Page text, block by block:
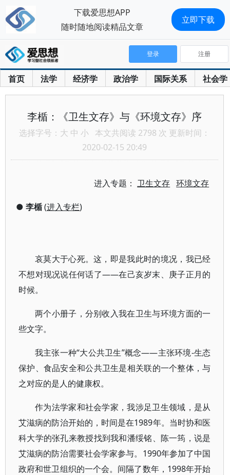
首页 法学 经济学 政治学 国际关系 社会学
登录 注册
李楯：《卫生文存》与《环境文存》序
选择字号： 大 中 小 本文共阅读 2798 次 更新时间：
2020-02-15 20:49
进入专题：卫生文存 环境文存
● 李楯(进入专栏)
哀莫大于心死。这，即是我此时的境况，我已经
不想对现况说任何话了——在己亥岁末、庚子正月的
时候。
两个小册子，分别收入我在卫生与环境方面的一
些文字。
我主张一种“大公共卫生”概念——主张环境-生态
保护、食品安全和公共卫生是相关联的一个整体，与
之对应的是人的健康权。
作为法学家和社会学家，我涉足卫生领域，是从
艾滋病的防治开始的，时间是在1989年。当时协和医
科大学的张孔来教授找到我和潘绥铭、陈一筠，说是
艾滋病的防治需要社会学家参与。1990年参加了中国
政府和世卫组织的一个会。间隔了数年，1998年开始
下载爱思想APP
随时随地阅读精品文章
立即下载